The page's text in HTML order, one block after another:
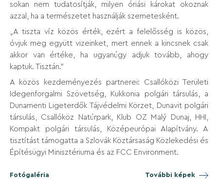
sokan nem tudatosítják, milyen óriási károkat okoznak
azzal, ha a természetet használják szemetesként.
„A tiszta víz közös érték, ezért a felelősség is közös,
óvjuk meg együtt vizeinket, mert ennek a kincsnek csak
akkor van értéke, ha ugyanúgy adjuk tovább, ahogy
kaptuk. Tisztán.”
A közös kezdeményezés partnerei: Csallóközi Területi
Idegenforgalmi Szövetség, Kukkonia polgári társulás, a
Dunamenti Ligeterdők Tájvédelmi Körzet, Dunavit polgári
társulás, Csallóköz Natúrpark, Klub OZ Malý Dunaj, HHI,
Kompakt polgári társulás, Középeurópai Alapítvány. A
tisztítást támogatta a Szlovák Köztársaság Közlekedési és
Építésügyi Minisztériuma és az FCC Environment.
Fotógaléria További képek